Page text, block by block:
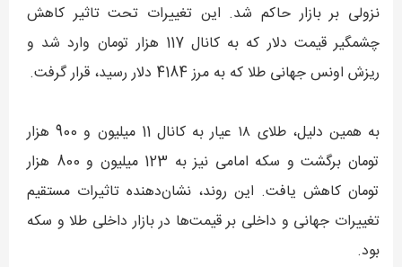
نزولی بر بازار حاکم شد. این تغییرات تحت تاثیر کاهش
چشمگیر قیمت دلار که به کانال 117 هزار تومان وارد شد و
ریزش اونس جهانی طلا که به مرز 4184 دلار رسید، قرار گرفت.
به همین دلیل، طلای ۱۸ عیار به کانال 11 میلیون و 900 هزار
تومان برگشت و سکه امامی نیز به 123 میلیون و 800 هزار
تومان کاهش یافت. این روند، نشان‌دهنده تاثیرات مستقیم
تغییرات جهانی و داخلی بر قیمت‌ها در بازار داخلی طلا و سکه
بود.